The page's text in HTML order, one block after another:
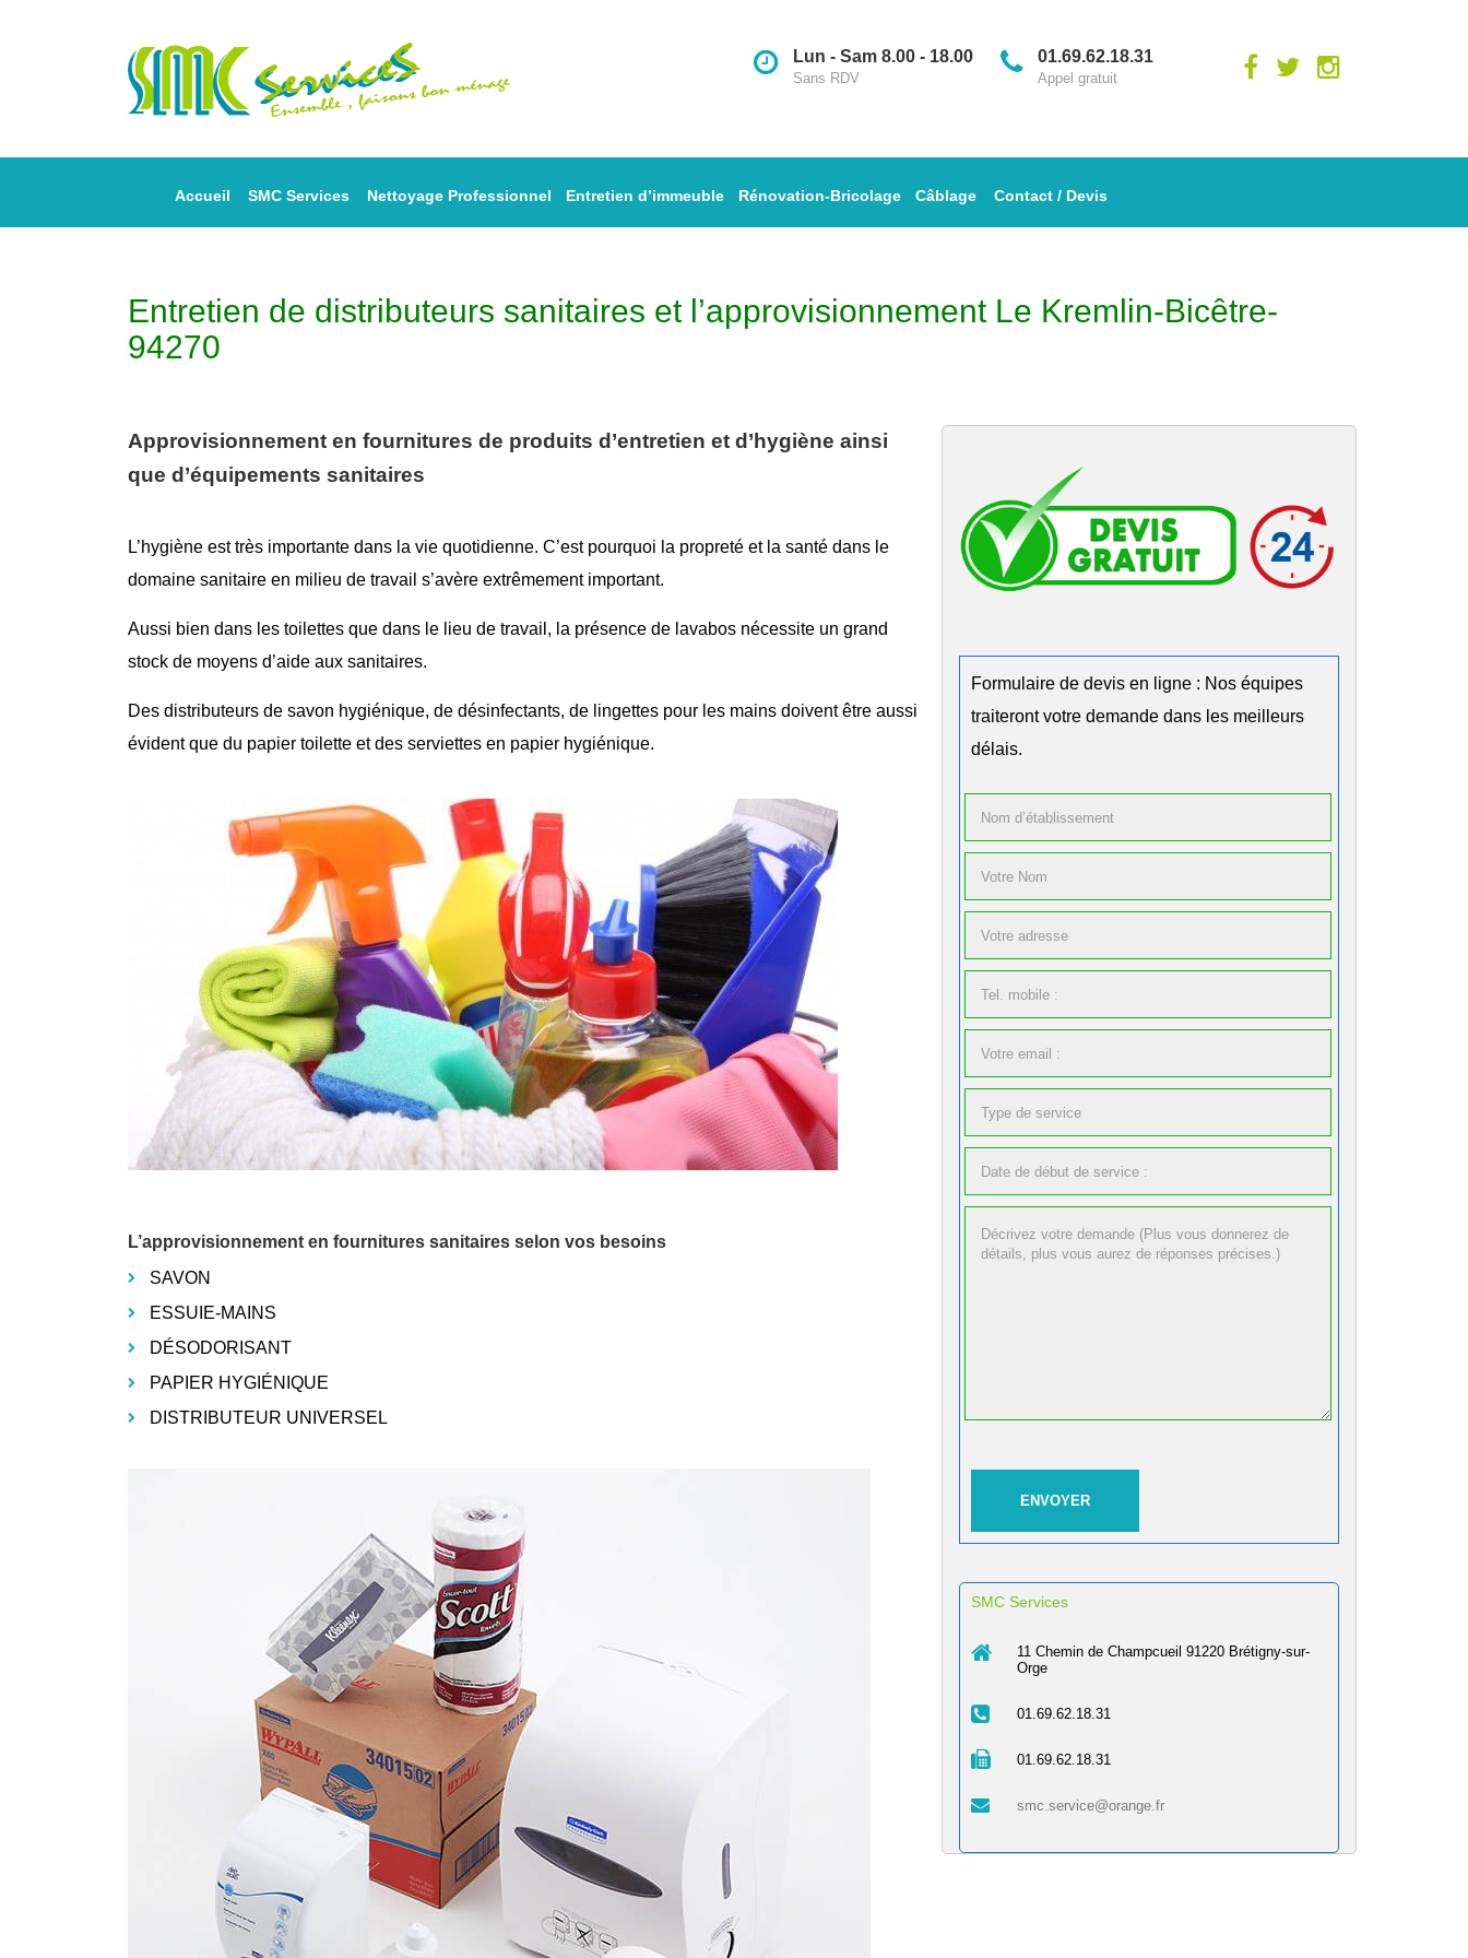
01.69.62.18.31
Appel gratuit
Lun - Sam 8.00 - 18.00
Sans RDV
Accueil SMC Services Nettoyage Professionnel Entretien d’immeuble Rénovation-Bricolage Câblage Contact / Devis
Entretien de distributeurs sanitaires et l’approvisionnement Le Kremlin-Bicêtre-
94270
Approvisionnement en fournitures de produits d’entretien et d’hygiène ainsi
que d’équipements sanitaires
L’hygiène est très importante dans la vie quotidienne. C’est pourquoi la propreté et la santé dans le
domaine sanitaire en milieu de travail s’avère extrêmement important.
Aussi bien dans les toilettes que dans le lieu de travail, la présence de lavabos nécessite un grand
stock de moyens d’aide aux sanitaires.
Des distributeurs de savon hygiénique, de désinfectants, de lingettes pour les mains doivent être aussi
évident que du papier toilette et des serviettes en papier hygiénique.
L’approvisionnement en fournitures sanitaires selon vos besoins
SAVON
ESSUIE-MAINS
DÉSODORISANT
PAPIER HYGIÉNIQUE
DISTRIBUTEUR UNIVERSEL
Formulaire de devis en ligne : Nos équipes
traiteront votre demande dans les meilleurs
délais.
SMC Services
11 Chemin de Champcueil 91220 Brétigny-sur-
Orge
01.69.62.18.31
01.69.62.18.31
smc.service@orange.fr